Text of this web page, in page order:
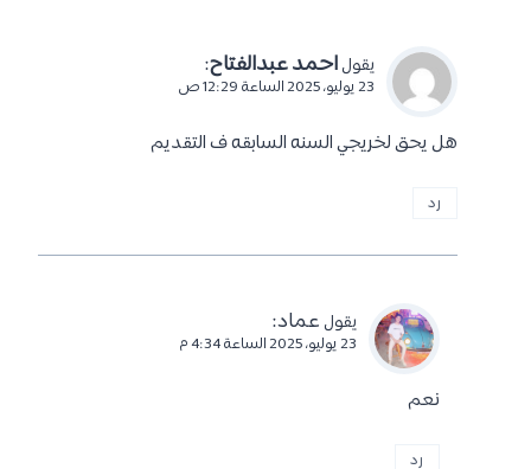
يقول احمد عبدالفتاح:
23 يوليو، 2025 الساعة 12:29 ص
هل يحق لخريجي السنه السابقه ف التقديم
رد
يقول عماد:
23 يوليو، 2025 الساعة 4:34 م
نعم
رد